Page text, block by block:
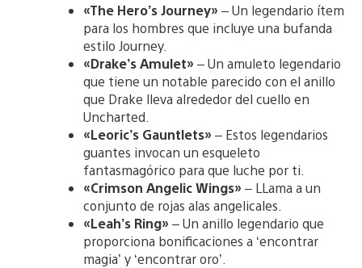
«The Hero’s Journey» – Un legendario ítem
para los hombres que incluye una bufanda
estilo Journey.
«Drake’s Amulet» – Un amuleto legendario
que tiene un notable parecido con el anillo
que Drake lleva alrededor del cuello en
Uncharted.
«Leoric’s Gauntlets» – Estos legendarios
guantes invocan un esqueleto
fantasmagórico para que luche por ti.
«Crimson Angelic Wings» – LLama a un
conjunto de rojas alas angelicales.
«Leah’s Ring» – Un anillo legendario que
proporciona bonificaciones a ‘encontrar
magia’ y ‘encontrar oro’.